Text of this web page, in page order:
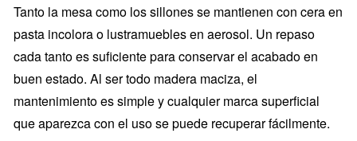
Tanto la mesa como los sillones se mantienen con cera en
pasta incolora o lustramuebles en aerosol. Un repaso
cada tanto es suficiente para conservar el acabado en
buen estado. Al ser todo madera maciza, el
mantenimiento es simple y cualquier marca superficial
que aparezca con el uso se puede recuperar fácilmente.